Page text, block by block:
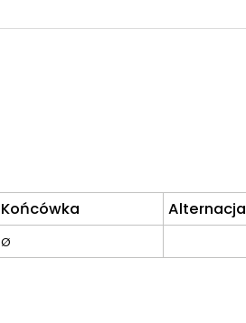
Końcówka
Alternacja
ø